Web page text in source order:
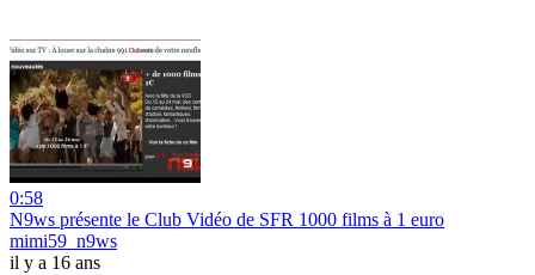
0:58
N9ws présente le Club Vidéo de SFR 1000 films à 1 euro
mimi59_n9ws
il y a 16 ans